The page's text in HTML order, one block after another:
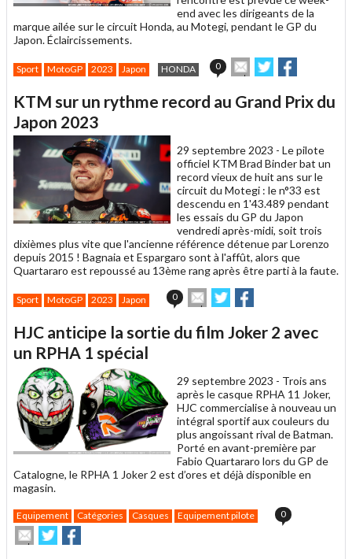
end avec les dirigeants de la
marque ailée sur le circuit Honda, au Motegi, pendant le GP du
Japon. Éclaircissements.
Sport MotoGP 2023 Japon HONDA 0
Envoyer
cet
à
Partager
sur sur
KTM sur un rythme record au Grand Prix du
Japon 2023
29 septembre 2023 - Le pilote
officiel KTM Brad Binder bat un
record vieux de huit ans sur le
circuit du Motegi : le n°33 est
descendu en 1'43.489 pendant
les essais du GP du Japon
vendredi après-midi, soit trois
dixièmes plus vite que l'ancienne référence détenue par Lorenzo
depuis 2015 ! Bagnaia et Espargaro sont à l'affût, alors que
Quartararo est repoussé au 13ème rang après être parti à la faute.
Sport MotoGP 2023 Japon 0
Envoyer
cet
à
Partager
sur sur
HJC anticipe la sortie du film Joker 2 avec
un RPHA 1 spécial
29 septembre 2023 - Trois ans
après le casque RPHA 11 Joker,
HJC commercialise à nouveau un
intégral sportif aux couleurs du
plus angoissant rival de Batman.
Porté en avant-première par
Fabio Quartararo lors du GP de
Catalogne, le RPHA 1 Joker 2 est d’ores et déjà disponible en
magasin.
Equipement Catégories Casques Equipement pilote 0
Envoyer
cet
Partager
sur
sur